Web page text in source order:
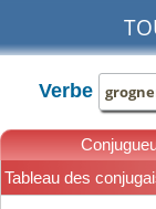
Verbe
Tableau des